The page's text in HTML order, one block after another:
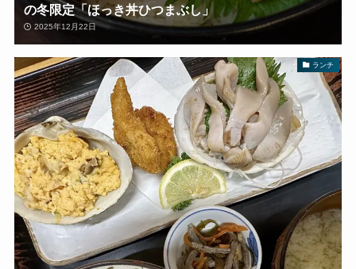
の冬限定「ほっき丼ひつまぶし」
2025年12月22日
ランチ